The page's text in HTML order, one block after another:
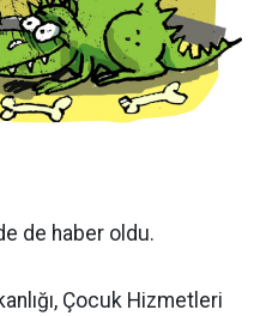
de haber oldu.
Çocuk Hizmetleri